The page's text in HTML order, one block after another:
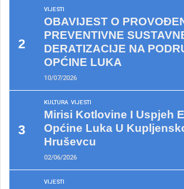
VIJESTI
OBAVIJEST O
PREVENTIVNE
DERATIZACIJE NA
OPĆINE LUKA
10/07/2026
KULTURA VIJESTI
Mirisi Kotlovine I Uspjeh
Općine Luka U
Hruševcu
02/06/2026
VIJESTI